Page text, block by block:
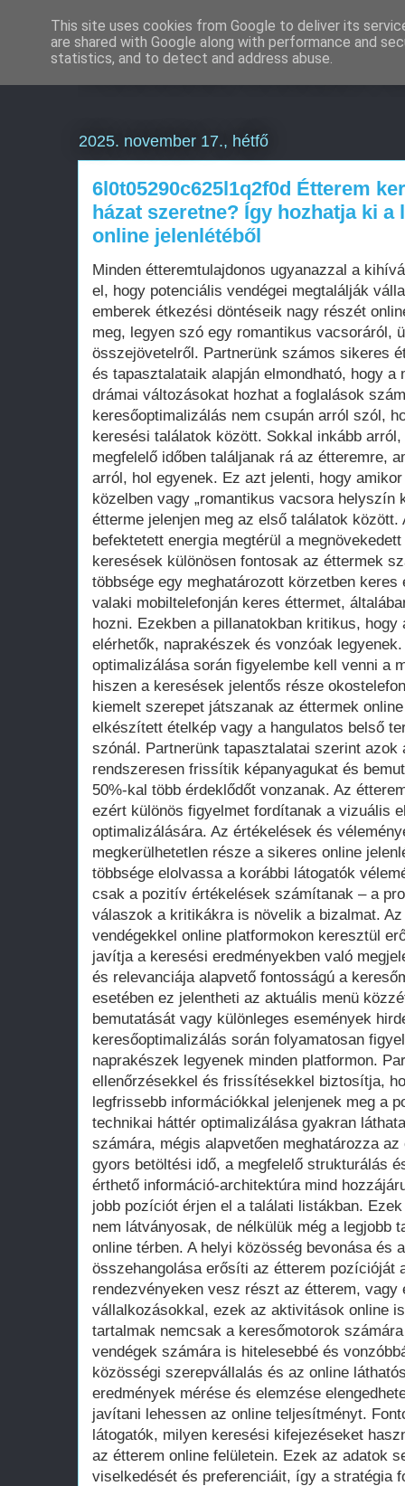
Weboldal készítés
2025. november 17., hétfő
6l0t05290c625l1q2f0d Étterem
házat szeretne? Így hozhatja ki a
online jelenlétéből
Minden étteremtulajdonos ugyanazzal a
el, hogy potenciális vendégei megtalálják
emberek étkezési döntéseik nagy részét
meg, legyen szó egy romantikus vacsoráról,
összejövetelről. Partnerünk számos sikeres
és tapasztalataik alapján elmondható, hogy a
drámai változásokat hozhat a foglalások
keresőoptimalizálás nem csupán arról szól,
keresési találatok között. Sokkal inkább
megfelelő időben találjanak rá az étteremre,
arról, hol egyenek. Ez azt jelenti, hogy
közelben vagy „romantikus vacsora helyszín
étterme jelenjen meg az első találatok
befektetett energia megtérül a
keresések különösen fontosak az éttermek
többsége egy meghatározott körzetben
valaki mobiltelefonján keres éttermet,
hozni. Ezekben a pillanatokban kritikus,
elérhetők, naprakészek és vonzóak
optimalizálása során figyelembe kell venni a
hiszen a keresések jelentős része
kiemelt szerepet játszanak az éttermek
elkészített ételkép vagy a hangulatos belső
szónál. Partnerünk tapasztalatai szerint azok
rendszeresen frissítik képanyagukat és
50%-kal több érdeklődőt vonzanak. Az
ezért különös figyelmet fordítanak a vizuális
optimalizálására. Az értékelések és
megkerülhetetlen része a sikeres online
többsége elolvassa a korábbi látogatók
csak a pozitív értékelések számítanak – a
válaszok a kritikákra is növelik a bizalmat.
vendégekkel online platformokon keresztül
javítja a keresési eredményekben való
és relevanciája alapvető fontosságú a
esetében ez jelentheti az aktuális menü
bemutatását vagy különleges események
keresőoptimalizálás során folyamatosan
naprakészek legyenek minden platformon.
ellenőrzésekkel és frissítésekkel biztosítja,
legfrissebb információkkal jelenjenek meg a
technikai háttér optimalizálása gyakran
számára, mégis alapvetően meghatározza
gyors betöltési idő, a megfelelő strukturálás
érthető információ-architektúra mind
jobb pozíciót érjen el a találati listákban.
nem látványosak, de nélkülük még a legjobb
online térben. A helyi közösség bevonása és
összehangolása erősíti az étterem pozícióját
rendezvényeken vesz részt az étterem, vagy
vállalkozásokkal, ezek az aktivitások online
tartalmak nemcsak a keresőmotorok
vendégek számára is hitelesebbé és
közösségi szerepvállalás és az online
eredmények mérése és elemzése
javítani lehessen az online teljesítményt.
látogatók, milyen keresési kifejezéseket
az étterem online felületein. Ezek az adatok
viselkedését és preferenciáit, így a stratégia
This site uses cookies from Google to deliver its
are shared with Google along with performance and
statistics, and to detect and address abuse.